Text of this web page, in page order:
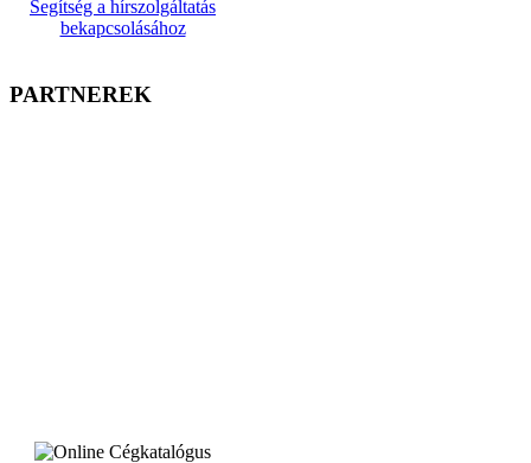
Segítség a hírszolgáltatás
bekapcsolásához
PARTNEREK